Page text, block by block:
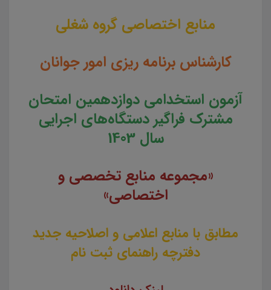
منابع اختصاصی گروه شغلی
کارشناس برنامه ریزی امور جوانان
آزمون استخدامی دوازدهمین امتحان
مشترک فراگیر دستگاه‌های اجرایی
سال 1403
«مجموعه منابع تخصصی و
اختصاصی»
مطابق با منابع اعلامی و اصلاحیه جدید
دفترچه راهنمای ثبت نام